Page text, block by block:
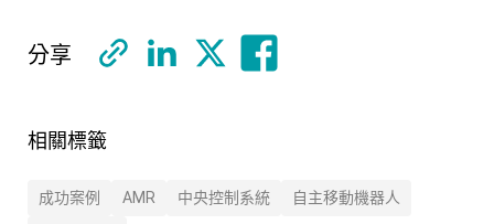
分享
相關標籤
成功案例 AMR 中央控制系統 自主移動機器人